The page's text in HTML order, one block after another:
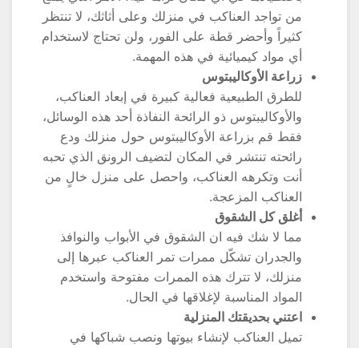
من تواجد العناكب في منزلك وعلى أثاثك، لا تنتظر
كثيراً وأحضر قطة على الفور، ولن تحتاج لاستخدام
أي مواد كيميائية في هذه المهمة.
زراعة الأوكاليبتوس
للطرق الطبيعية فعالية كبيرة في إبعاد العناكب،
والأوكاليبتوس ذو الرائحة النفاذة أحد هذه الوسائل،
فقط قم بزراعة الأوكاليبتوس حول منزلك ودع
رائحته تنتشر في المكان لتضيف الرونق الذي تحبه
أنت وتكرهه العناكب، واحصل على منزل خالٍ من
العناكب المزعجة.
أغلق كل الشقوق
مما لا شك فيه ان الشقوق في الأبواب والنوافذ
والجدران تشكّل ممرات تمر العناكب عبرها إلى
منزلك، لا تترك هذه الممرات مفتوحة واستخدم
المواد المناسبة لإغلاقها في الحال.
اعتني بحديقتك المنزلية
تميل العناكب لإنشاء بيوتها ونصب شباكها في